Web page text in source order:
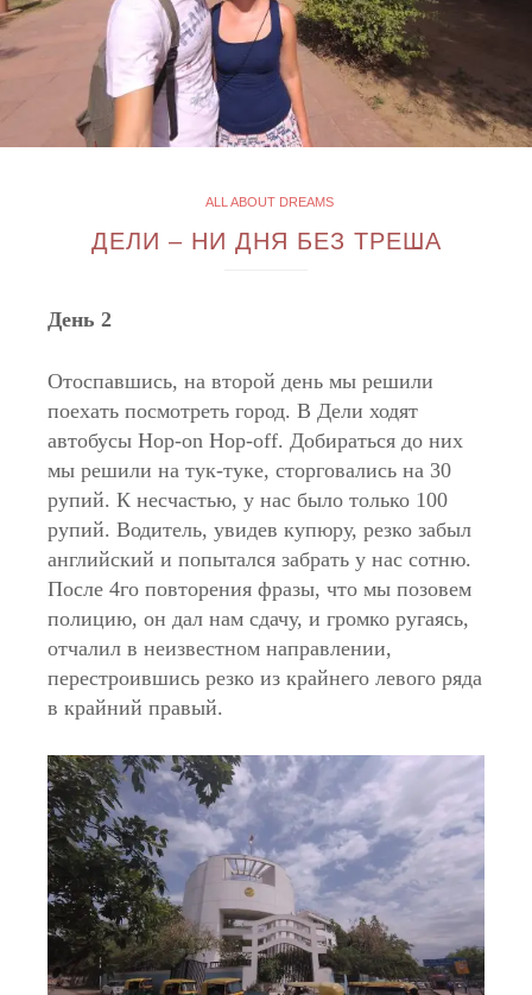
ALL ABOUT DREAMS
ДЕЛИ – НИ ДНЯ БЕЗ ТРЕША
День 2
Отоспавшись, на второй день мы решили
поехать посмотреть город. В Дели ходят
автобусы Hop-on Hop-off. Добираться до них
мы решили на тук-туке, сторговались на 30
рупий. К несчастью, у нас было только 100
рупий. Водитель, увидев купюру, резко забыл
английский и попытался забрать у нас сотню.
После 4го повторения фразы, что мы позовем
полицию, он дал нам сдачу, и громко ругаясь,
отчалил в неизвестном направлении,
перестроившись резко из крайнего левого ряда
в крайний правый.